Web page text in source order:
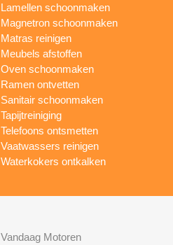
Lamellen schoonmaken
Magnetron schoonmaken
Matras reinigen
Meubels afstoffen
Oven schoonmaken
Ramen ontvetten
Sanitair schoonmaken
Tapijtreiniging
Telefoons ontsmetten
Vaatwassers reinigen
Waterkokers ontkalken
Vandaag Motoren